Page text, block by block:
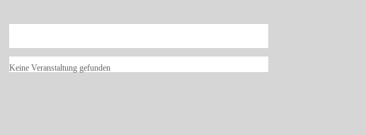
Keine Veranstaltung gefunden